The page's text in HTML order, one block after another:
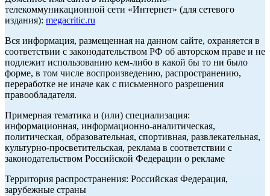
телекоммуникационной сети «Интернет» (для сетевого
издания): megacritic.ru
Вся информация, размещенная на данном сайте, охраняется в
соответствии с законодательством РФ об авторском праве и не
подлежит использованию кем-либо в какой бы то ни было
форме, в том числе воспроизведению, распространению,
переработке не иначе как с письменного разрешения
правообладателя.
Примерная тематика и (или) специализация:
информационная, информационно-аналитическая,
политическая, образовательная, спортивная, развлекательная,
культурно-просветительская, реклама в соответствии с
законодательством Российской Федерации о рекламе
Территория распространения: Российская Федерация,
зарубежные страны